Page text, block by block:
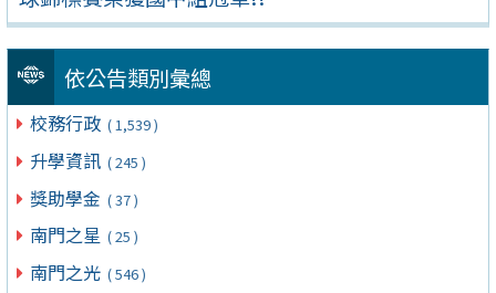
依公告類別彙總
校務行政 ( 1,539 )
升學資訊 ( 245 )
獎助學金 ( 37 )
南門之星 ( 25 )
南門之光 ( 546 )